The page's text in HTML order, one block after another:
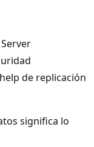
de replicación
significa lo